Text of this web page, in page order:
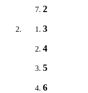
2
3
4
5
6